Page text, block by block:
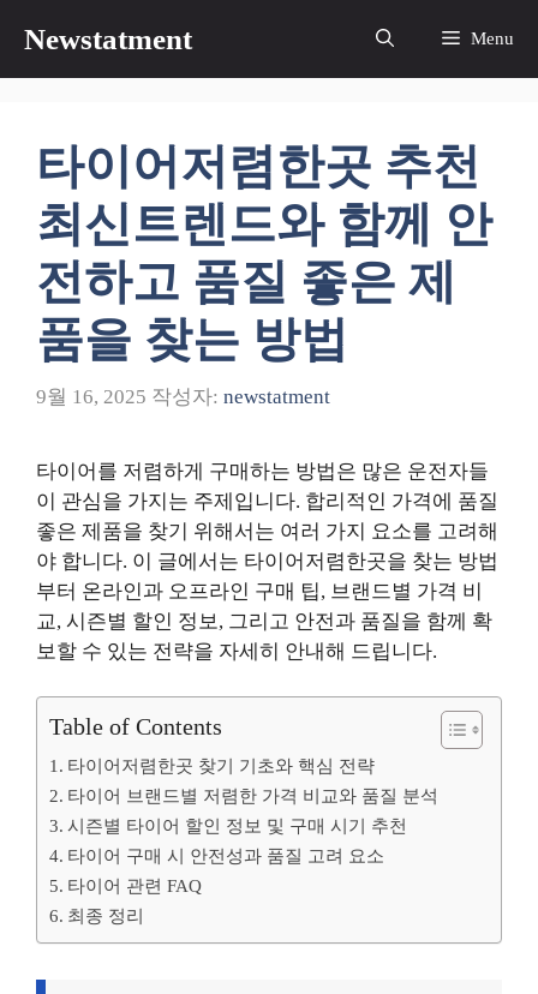
츠
Newstatment Menu
타이어저렴한곳 추천
최신트렌드와 함께 안
전하고 품질 좋은 제
품을 찾는 방법
9월 16, 2025 작성자: newstatment
타이어를 저렴하게 구매하는 방법은 많은 운전자들
이 관심을 가지는 주제입니다. 합리적인 가격에 품질
좋은 제품을 찾기 위해서는 여러 가지 요소를 고려해
야 합니다. 이 글에서는 타이어저렴한곳을 찾는 방법
부터 온라인과 오프라인 구매 팁, 브랜드별 가격 비
교, 시즌별 할인 정보, 그리고 안전과 품질을 함께 확
보할 수 있는 전략을 자세히 안내해 드립니다.
Table of Contents
타이어저렴한곳 찾기 기초와 핵심 전략
타이어 브랜드별 저렴한 가격 비교와 품질 분석
시즌별 타이어 할인 정보 및 구매 시기 추천
타이어 구매 시 안전성과 품질 고려 요소
타이어 관련 FAQ
최종 정리